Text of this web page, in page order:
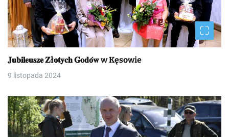
𝐉𝐮𝐛𝐢𝐥𝐞𝐮𝐬𝐳𝐞 𝐙ł𝐨𝐭𝐲𝐜𝐡 𝐆𝐨𝐝𝐨́𝐰 w Kęsowie
9 listopada 2024